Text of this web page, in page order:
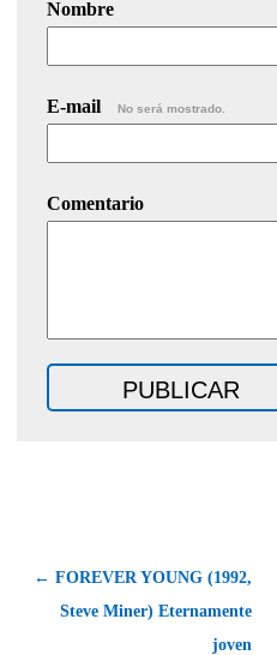
Nombre
E-mail No será mostrado.
Comentario
← FOREVER YOUNG (1992,
Steve Miner) Eternamente
joven